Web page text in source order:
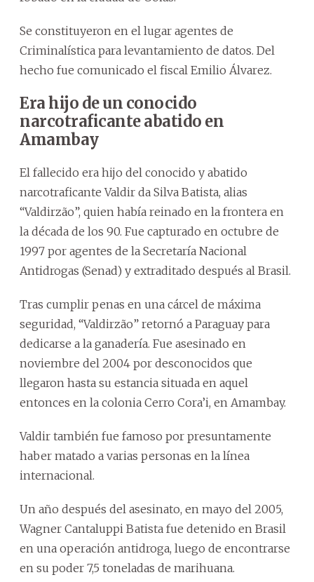
Se constituyeron en el lugar agentes de
Criminalística para levantamiento de datos. Del
hecho fue comunicado el fiscal Emilio Álvarez.
Era hijo de un conocido
narcotraficante abatido en
Amambay
El fallecido era hijo del conocido y abatido
narcotraficante Valdir da Silva Batista, alias
“Valdirzão”, quien había reinado en la frontera en
la década de los 90. Fue capturado en octubre de
1997 por agentes de la Secretaría Nacional
Antidrogas (Senad) y extraditado después al Brasil.
Tras cumplir penas en una cárcel de máxima
seguridad, “Valdirzão” retornó a Paraguay para
dedicarse a la ganadería. Fue asesinado en
noviembre del 2004 por desconocidos que
llegaron hasta su estancia situada en aquel
entonces en la colonia Cerro Cora’i, en Amambay.
Valdir también fue famoso por presuntamente
haber matado a varias personas en la línea
internacional.
Un año después del asesinato, en mayo del 2005,
Wagner Cantaluppi Batista fue detenido en Brasil
en una operación antidroga, luego de encontrarse
en su poder 7,5 toneladas de marihuana.